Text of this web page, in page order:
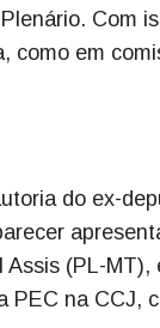
Com
como em
do ex-
Assis (PL-MT),
PEC na CCJ,